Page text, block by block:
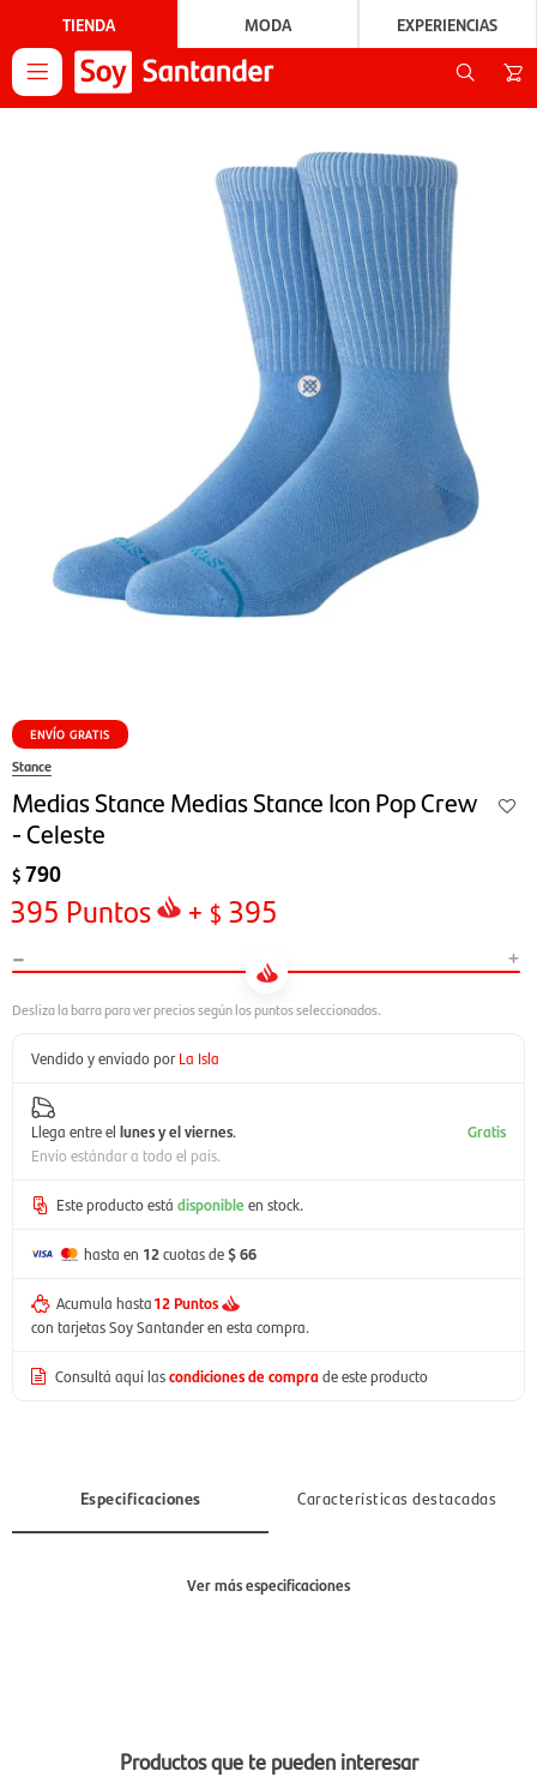
TIENDA MODA EXPERIENCIAS

ENVÍO GRATIS
Stance
Medias Stance Medias Stance Icon Pop Crew
- Celeste
$ 790
395 Puntos + $ 395
- +
Vendido y enviado por La Isla
Llega entre el lunes y el viernes.
Envío estándar a todo el país.
Gratis
Este producto está disponible en stock.
hasta en 12cuotas de$ 66
Acumula hasta12 Puntos
con tarjetas Soy Santander en esta compra.
Consultá aquí lascondiciones de comprade este producto
Especificaciones Características destacadas
Hombre, Mujer
Ver más especificaciones
Productos que te pueden interesar